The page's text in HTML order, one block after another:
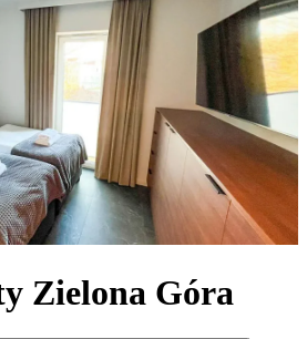
Zielona Góra